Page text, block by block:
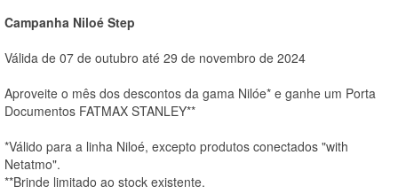
Campanha Niloé Step
Válida de 07 de outubro até 29 de novembro de 2024
Aproveite o mês dos descontos da gama Nilóe* e ganhe um Porta
Documentos FATMAX STANLEY**
*Válido para a linha Niloé, excepto produtos conectados "with
Netatmo".
**Brinde limitado ao stock existente.